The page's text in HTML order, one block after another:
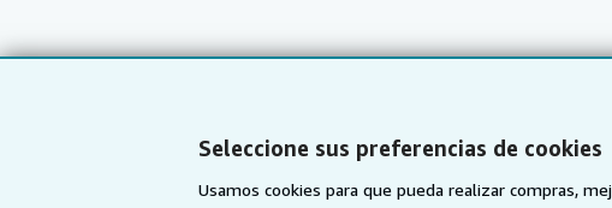
Seleccione sus preferencias de cookies
Usamos cookies para que pueda realizar compras,